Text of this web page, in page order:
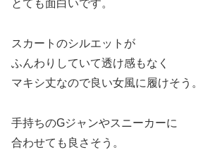
とても面白いです。
スカートのシルエットが
ふんわりしていて透け感もなく
マキシ丈なので良い女風に履けそう。
手持ちのGジャンやスニーカーに
合わせても良さそう。